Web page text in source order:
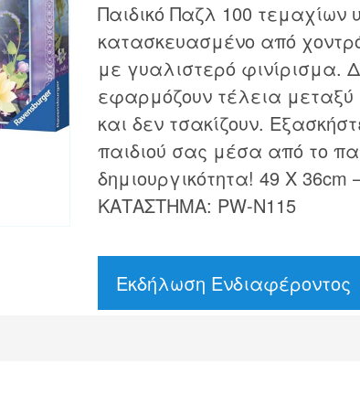
Παιδικό Παζλ 100 τεμαχίων
κατασκευασμένο από
με γυαλιστερό φινίρισμα.
εφαρμόζουν τέλεια μεταξύ
και δεν τσακίζουν.
παιδιού σας μέσα από το
δημιουργικότητα! 49 Χ 36cm
ΚΑΤΑΣΤΗΜΑ: PW-N115
Εκδήλωση Ενδιαφέροντος